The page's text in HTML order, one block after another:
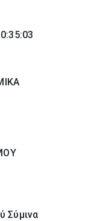
Σύµινα